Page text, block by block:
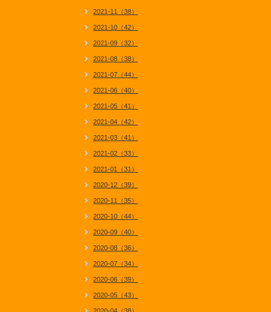
2021-11（38）
2021-10（42）
2021-09（32）
2021-08（38）
2021-07（44）
2021-06（40）
2021-05（41）
2021-04（42）
2021-03（41）
2021-02（33）
2021-01（31）
2020-12（39）
2020-11（35）
2020-10（44）
2020-09（40）
2020-08（36）
2020-07（34）
2020-06（39）
2020-05（43）